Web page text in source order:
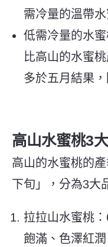
需冷量的溫帶
低需冷量的水
比高山的水蜜
多於五月結果
高山水蜜桃3
高山的水󠀠蜜桃的
下旬」，分為3大
拉拉山水蜜桃
飽滿、色澤紅